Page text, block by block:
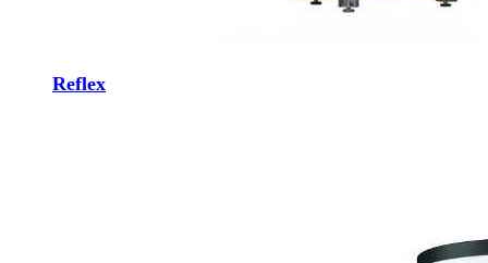
Reflex